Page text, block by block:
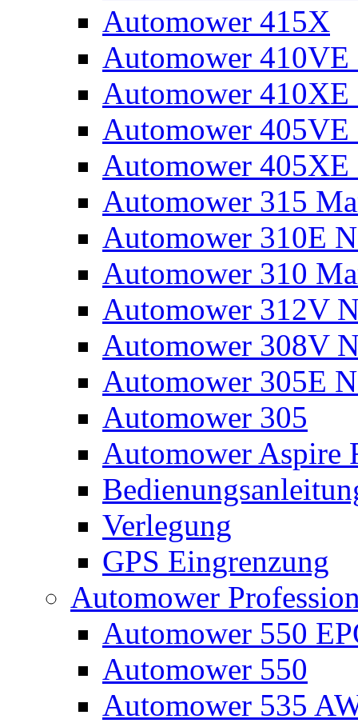
Automower 415X
Automower 410VE
Automower 410XE
Automower 405VE
Automower 405XE
Automower 315
Automower 310E
Automower 310
Automower 312V
Automower 308V
Automower 305E
Automower 305
Automower Aspire
Verlegung
GPS Eingrenzung
Automower
Automower 550
Automower 550
Automower 535